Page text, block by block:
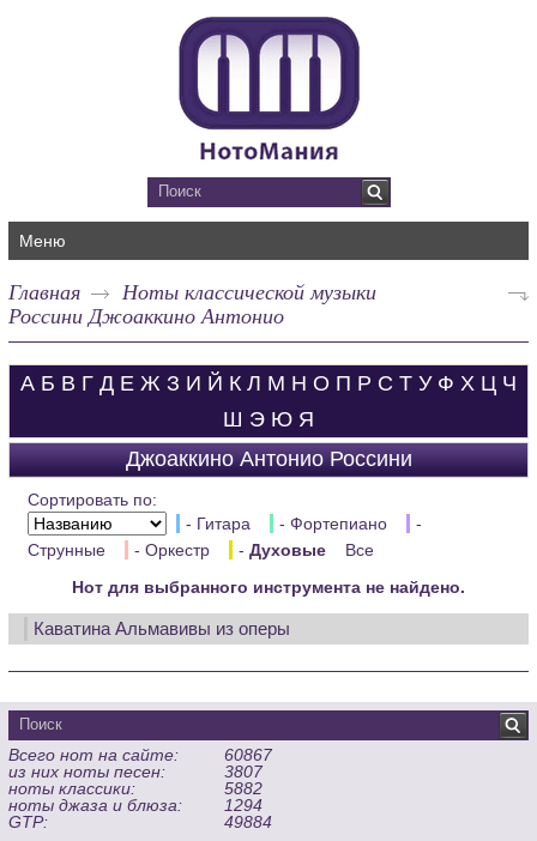
Меню
Главная
Ноты классической музыки
Россини Джоаккино Антонио
А Б В Г Д Е Ж З И Й К Л М Н О П Р С Т У Ф Х Ц Ч
Ш Э Ю Я
Джоаккино Антонио Россини
Сортировать по:
- Гитара
- Фортепиано
-
Струнные
- Оркестр -Духовые
Все
Нот для выбранного инструмента не найдено.
Каватина Альмавивы из оперы
Всего нот на сайте:
60867
из них ноты песен:
3807
ноты классики:
5882
ноты джаза и блюза:
1294
GTP:
49884